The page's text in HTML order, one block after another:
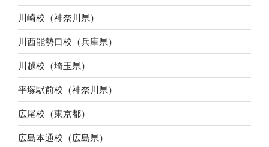
川崎校（神奈川県）
川西能勢口校（兵庫県）
川越校（埼玉県）
平塚駅前校（神奈川県）
広尾校（東京都）
広島本通校（広島県）